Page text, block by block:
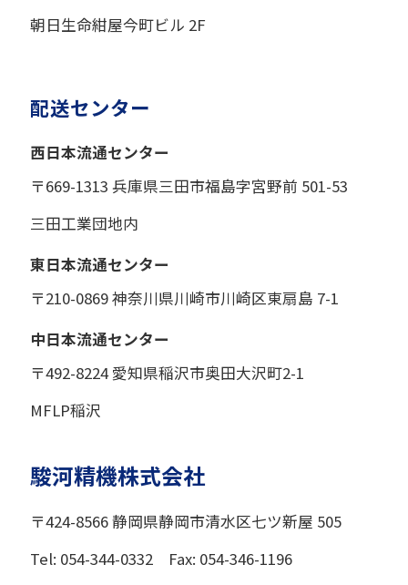
朝日生命紺屋今町ビル 2F
配送センター
西日本流通センター
〒669-1313 兵庫県三田市福島字宮野前 501-53
三田工業団地内
東日本流通センター
〒210-0869 神奈川県川崎市川崎区東扇島 7-1
中日本流通センター
〒492-8224 愛知県稲沢市奥田大沢町2-1
MFLP稲沢
駿河精機株式会社
〒424-8566 静岡県静岡市清水区七ツ新屋 505
Tel: 054-344-0332 Fax: 054-346-1196